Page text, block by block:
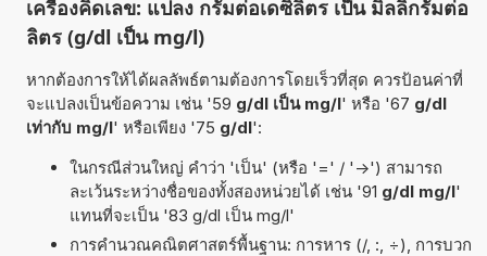
เครื่องคิดเลข: แปลง กรัมต่อเดซิลิตร เป็น มิลลิกรัมต่อ
ลิตร (g/dl เป็น mg/l)
หากต้องการให้ได้ผลลัพธ์ตามต้องการโดยเร็วที่สุด ควรป้อนค่าที่
จะแปลงเป็นข้อความ เช่น '59 g/dl เป็น mg/l' หรือ '67 g/dl
เท่ากับ mg/l' หรือเพียง '75 g/dl':
ในกรณีส่วนใหญ่ คำว่า 'เป็น' (หรือ '=' / '->') สามารถ
ละเว้นระหว่างชื่อของทั้งสองหน่วยได้ เช่น '91 g/dl mg/l'
แทนที่จะเป็น '83 g/dl เป็น mg/l'
การคำนวณคณิตศาสตร์พื้นฐาน: การหาร (/, :, ÷), การบวก